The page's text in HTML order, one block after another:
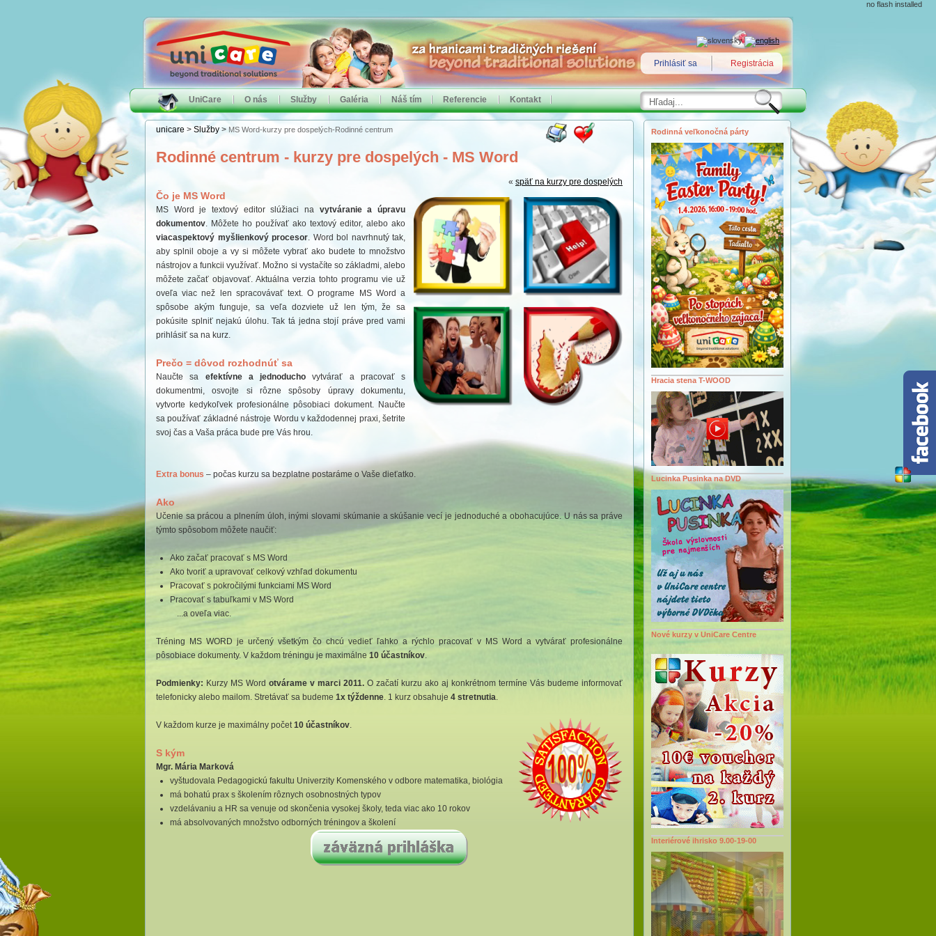
Prihlásiť sa Registrácia
UniCare O nás Služby Galéria Náš tím Referencie Kontakt
unicare > Služby > MS Word-kurzy pre dospelých-Rodinné centrum
Rodinné centrum - kurzy pre dospelých - MS Word
« späť na kurzy pre dospelých
Čo je MS Word
MS Word je textový editor slúžiaci na vytváranie a úpravu
dokumentov. Môžete ho používať ako textový editor, alebo ako
viacaspektový myšlienkový procesor. Word bol navrhnutý tak,
aby splnil oboje a vy si môžete vybrať ako budete to množstvo
nástrojov a funkcii využívať. Možno si vystačíte so základmi, alebo
môžete začať objavovať. Aktuálna verzia tohto programu vie už
oveľa viac než len spracovávať text. O programe MS Word a
spôsobe akým funguje, sa veľa dozviete už len tým, že sa
pokúsite splniť nejakú úlohu. Tak tá jedna stojí práve pred vami
prihlásiť sa na kurz.
Prečo = dôvod rozhodnúť sa
Naučte sa efektívne a jednoducho vytvárať a pracovať s
dokumentmi, osvojte si rôzne spôsoby úpravy dokumentu,
vytvorte kedykoľvek profesionálne pôsobiaci dokument. Naučte
sa používať základné nástroje Wordu v každodennej praxi, šetrite
svoj čas a Vaša práca bude pre Vás hrou.
Extra bonus – počas kurzu sa bezplatne postaráme o Vaše dieťatko.
Ako
Učenie sa prácou a plnením úloh, inými slovami skúmanie a skúšanie vecí je jednoduché a obohacujúce. U nás sa práve
týmto spôsobom môžete naučiť:
Ako začať pracovať s MS Word
Ako tvoriť a upravovať celkový vzhľad dokumentu
Pracovať s pokročilými funkciami MS Word
Pracovať s tabuľkami v MS Word
...a oveľa viac.
Tréning MS WORD je určený všetkým čo chcú vedieť ľahko a rýchlo pracovať v MS Word a vytvárať profesionálne
pôsobiace dokumenty. V každom tréningu je maximálne 10 účastníkov.
Podmienky: Kurzy MS Word otvárame v marci 2011. O začatí kurzu ako aj konkrétnom termíne Vás budeme informovať
telefonicky alebo mailom. Stretávať sa budeme 1x týždenne. 1 kurz obsahuje 4 stretnutia.
V každom kurze je maximálny počet10 účastníkov.
S kým
Mgr. Mária Marková
vyštudovala Pedagogickú fakultu Univerzity Komenského v odbore matematika, biológia
má bohatú prax s školením rôznych osobnostných typov
vzdelávaniu a HR sa venuje od skončenia vysokej školy, teda viac ako 10 rokov
má absolvovaných množstvo odborných tréningov a školení
Rodinná veľkonočná párty
Hracia stena T-WOOD
Lucinka Pusinka na DVD
Nové kurzy v UniCare Centre
Interiérové ihrisko 9.00-19-00
no flash installed